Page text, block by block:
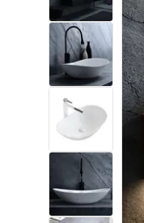
Toalety,
Umywalki
Wanny i
Baterie
Natryski